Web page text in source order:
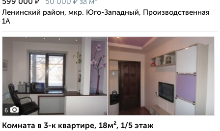
599 000
50 000 за м²
Ленинский район, мкр. Юго-Западный, Производственная
1А
6
Комната в 3-к квартире, 18м², 1/5 этаж